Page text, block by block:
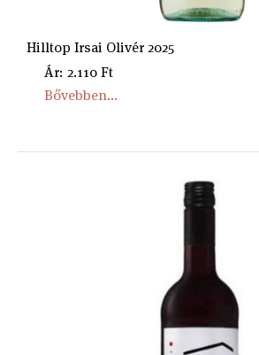
Hilltop Irsai Olivér 2025
Ár: 2.110 Ft
Bővebben...